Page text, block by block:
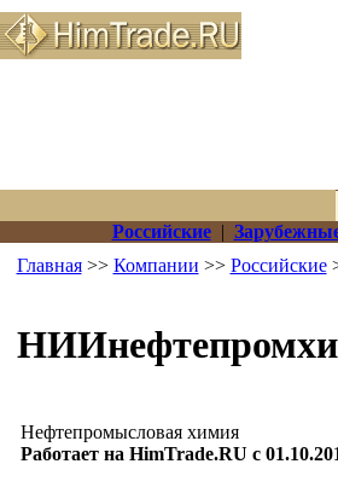
Российские|
Главная>> Компании >> Российские
Нефтепромысловая химия
Работает на HimTrade.RU с